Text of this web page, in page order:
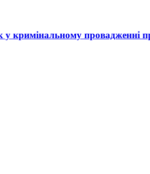
кримінальному провадженні